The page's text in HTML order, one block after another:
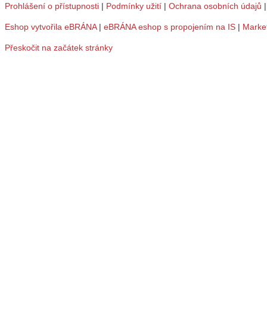
Prohlášení o přístupnosti | Podmínky užití | Ochrana osobních údajů
Eshop vytvořila eBRÁNA| eBRÁNA eshop s propojením na IS |
Přeskočit na začátek stránky